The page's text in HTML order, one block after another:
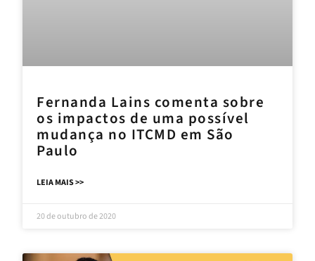
Fernanda Lains comenta sobre
os impactos de uma possível
mudança no ITCMD em São
Paulo
LEIA MAIS >>
20 de outubro de 2020